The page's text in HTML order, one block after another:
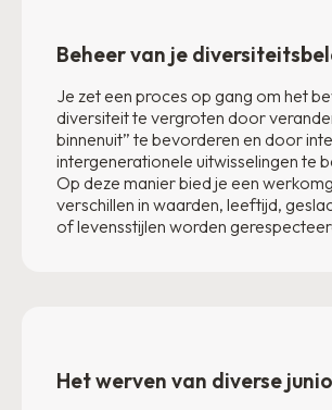
Beheer van je
Je zet een proces op gang om het
diversiteit te vergroten door
binnenuit” te bevorderen en door
intergenerationele uitwisselingen te
Op deze manier bied je een
verschillen in waarden, leeftijd,
of levensstijlen worden
Het werven van diverse